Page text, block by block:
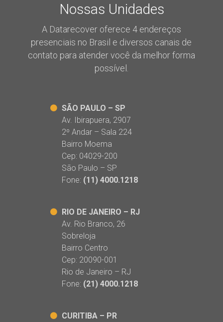
Nossas Unidades
A Datarecover oferece 4 endereços
presenciais no Brasil e diversos canais de
contato para atender você da melhor forma
possível.
SÃO PAULO – SP
Av. Ibirapuera, 2907
2º Andar – Sala 224
Bairro Moema
Cep: 04029-200
São Paulo – SP
Fone: (11) 4000.1218
RIO DE JANEIRO – RJ
Av. Rio Branco, 26
Sobreloja
Bairro Centro
Cep: 20090-001
Rio de Janeiro – RJ
Fone: (21) 4000.1218
CURITIBA – PR